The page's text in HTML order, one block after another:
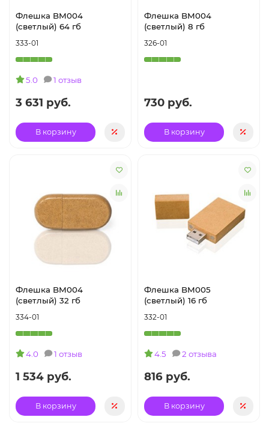
Флешка BM004
(светлый) 64 гб
333-01
5.0 1 отзыв
3 631 руб.
В корзину
Флешка BM004
(светлый) 8 гб
326-01
730 руб.
В корзину
Флешка BM004
(светлый) 32 гб
334-01
4.0 1 отзыв
1 534 руб.
В корзину
Флешка BM005
(светлый) 16 гб
332-01
4.5 2 отзыва
816 руб.
В корзину